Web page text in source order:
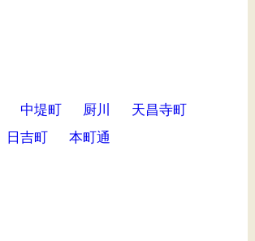
中堤町 厨川
天昌寺町
日吉町 本町通